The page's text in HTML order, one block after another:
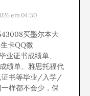
em 04:30
买墨尔本大
卡QQ微
证书成绩单、
绩单、雅思托福代
证书等毕业/入学/
样都不会少，保